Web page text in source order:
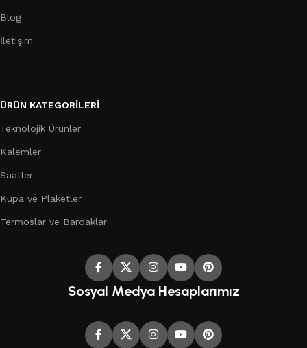
Blog
İletişim
ÜRÜN KATEGORILERI
Teknolojik Ürünler
Kalemler
Saatler
Kupa ve Plaketler
Termoslar ve Bardaklar
Sosyal Medya Hesaplarımız